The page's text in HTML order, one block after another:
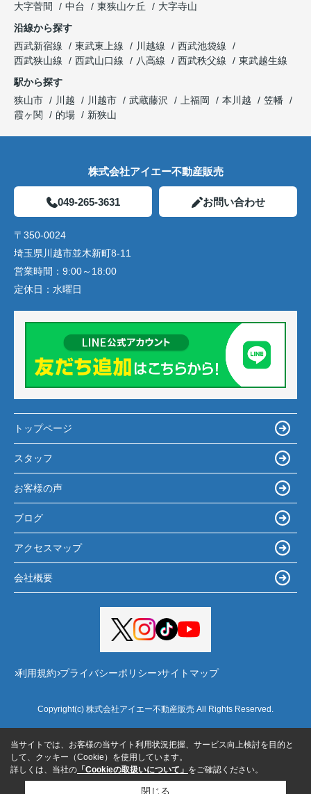
大字菅間
中台 東狭山ケ丘
大字寺山
沿線から探す
西武新宿線
東武東上線 川越線
西武池袋線
西武狭山線
西武山口線 八高線 西武秩父線
東武越生線
駅から探す
狭山市
川越 川越市 武蔵藤沢 上福岡 本川越
笠幡
霞ヶ関
的場 新狭山
株式会社アイエー不動産販売
049-265-3631 お問い合わせ
〒350-0024
埼玉県川越市並木新町8-11
営業時間： 9:00～18:00
定休日： 水曜日
トップページ
スタッフ
お客様の声
ブログ
アクセスマップ
会社概要
利用規約 プライバシーポリシー サイトマップ
Copyright(c) 株式会社アイエー不動産販売 All Rights Reserved.
当サイトでは、お客様の当サイト利用状況把握、サービス向上検討を目的と
して、クッキー（Cookie）を使用しています。
詳しくは、当社の 「Cookieの取扱いについて」 をご確認ください。
閉じる